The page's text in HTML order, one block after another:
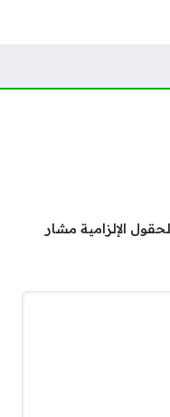
الحقول الإلزامية مشار